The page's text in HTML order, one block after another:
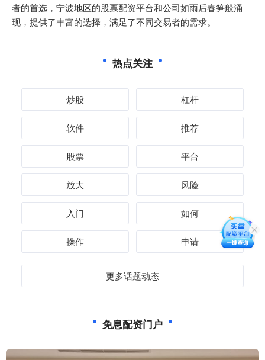
者的首选，宁波地区的股票配资平台和公司如雨后春笋般涌
现，提供了丰富的选择，满足了不同交易者的需求。
热点关注
炒股 杠杆
软件 推荐
股票 平台
放大 风险
入门 如何
操作 申请
更多话题动态
免息配资门户